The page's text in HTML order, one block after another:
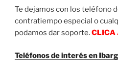
Te dejamos con los teléfono
contratiempo especial o
podamos dar soporte.CLICA
Teléfonos de interés en